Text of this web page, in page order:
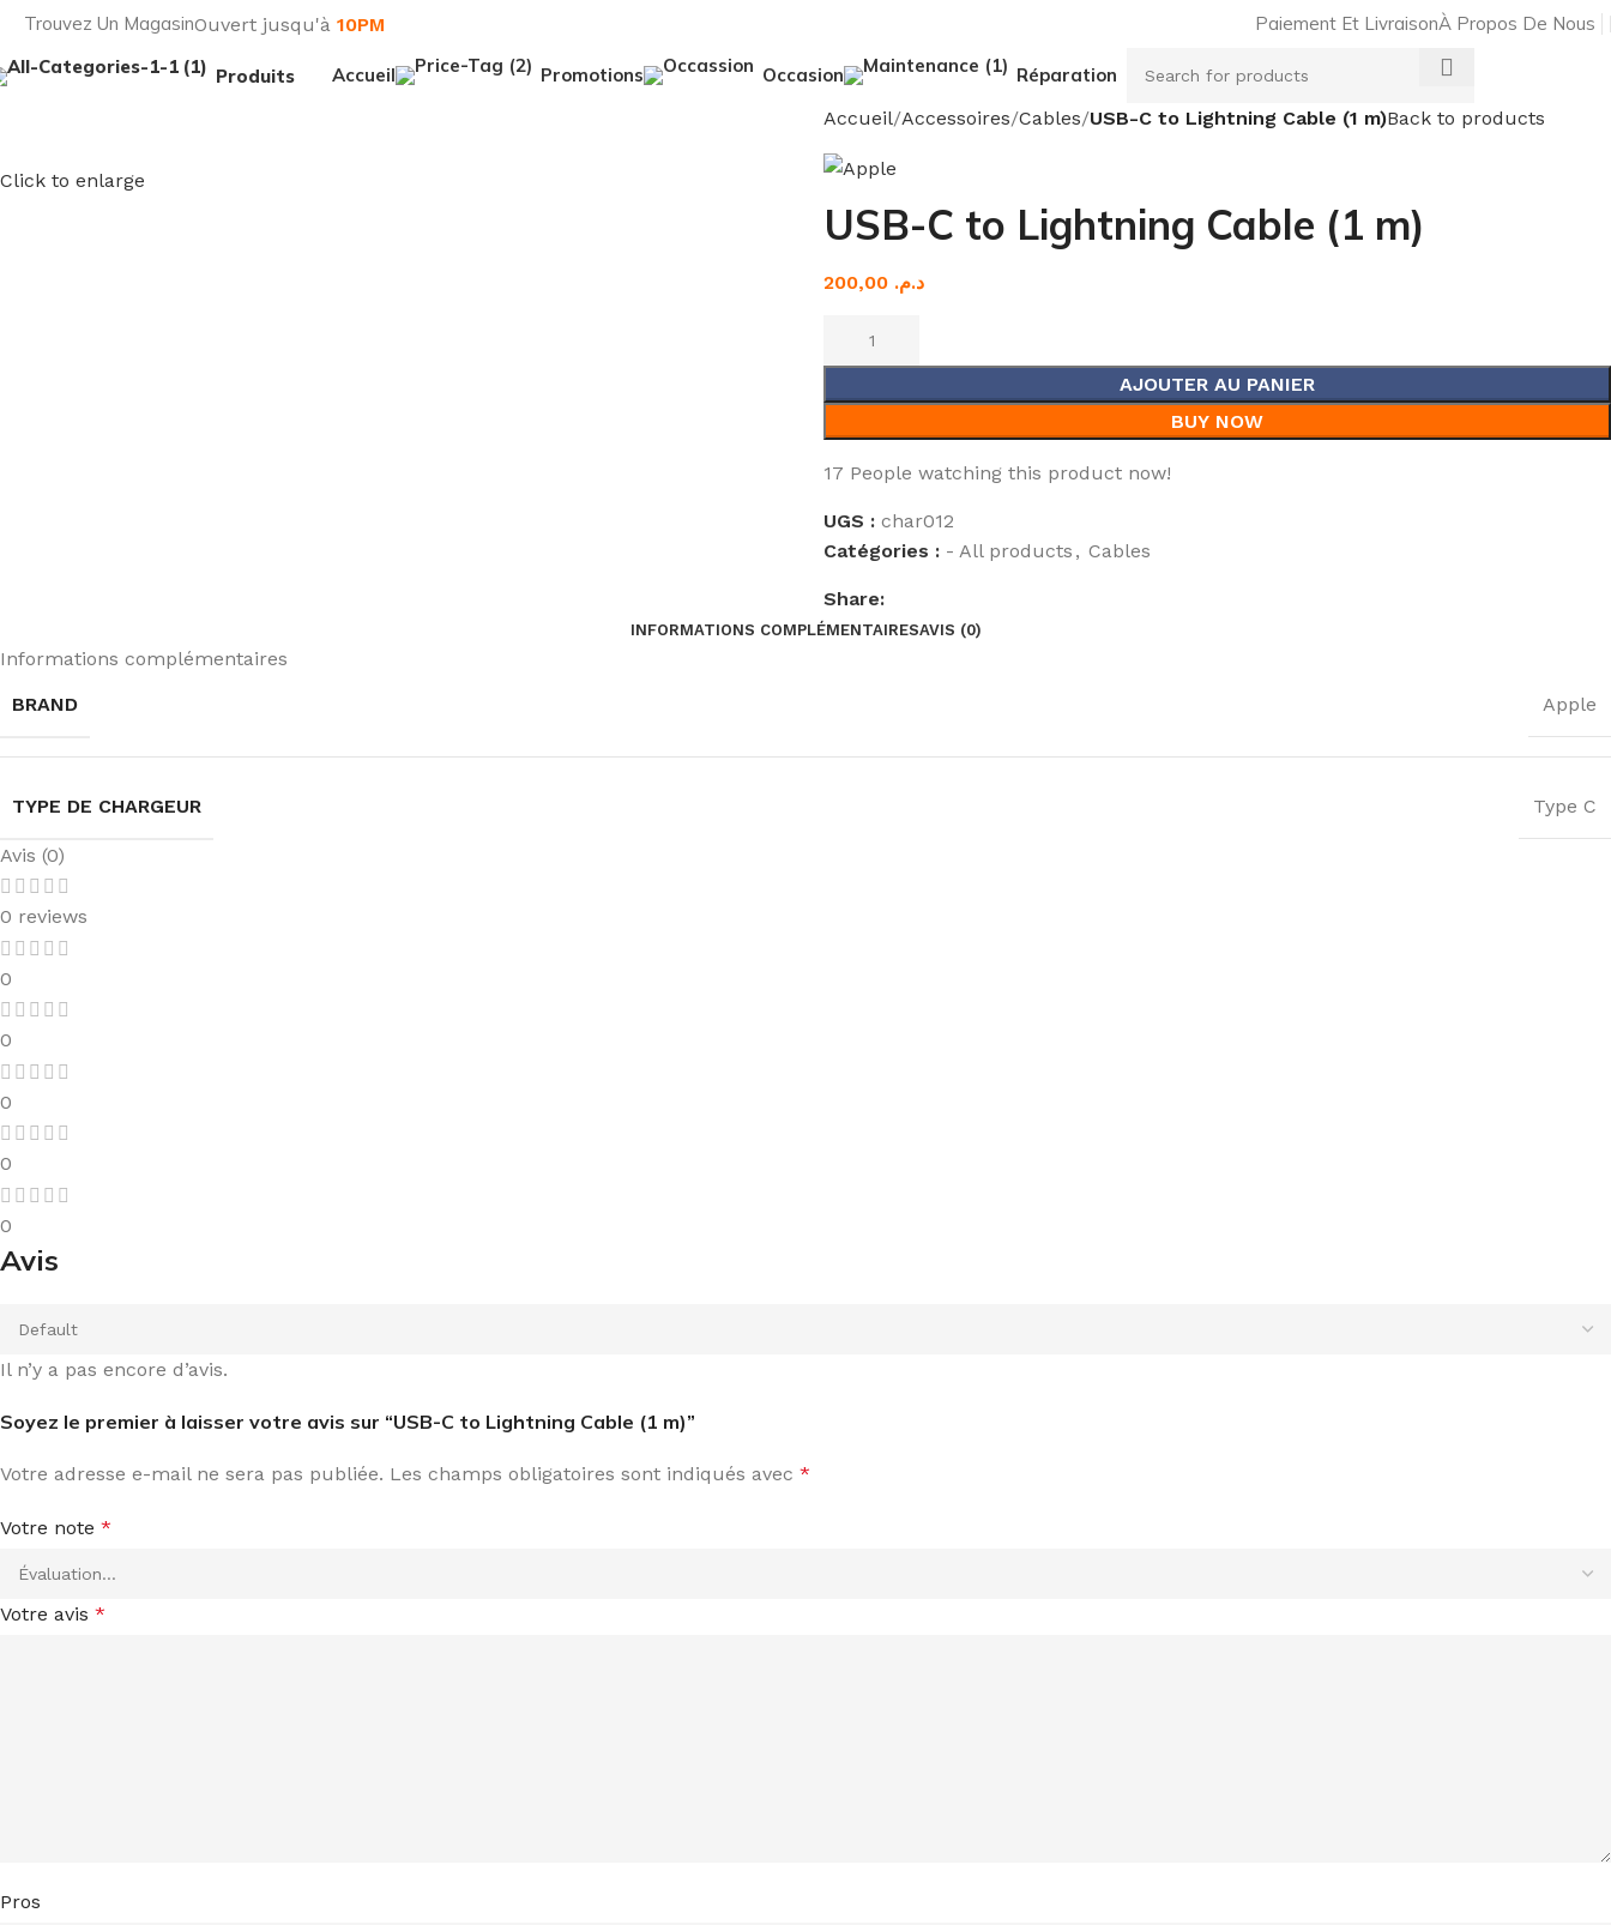
Trouvez Un MagasinOuvert jusqu'à 10PM Paiement Et LivraisonÀ Propos De Nous
Produits Accueil Promotions Occasion Réparation
Click to enlarge
Accueil Accessoires Cables USB-C to Lightning Cable (1 m)Back to products
USB-C to Lightning Cable (1 m)
د.م.
AJOUTER AU PANIER
BUY NOW
17 People watching this product now!
UGS : char012
Catégories : - All products , Cables
Share:
INFORMATIONS COMPLÉMENTAIRESAVIS (0)
Informations complémentaires
BRAND
Apple
TYPE DE CHARGEUR Type C
Avis (0)
0 reviews
0
0
0
0
0
Avis
Il n’y a pas encore d’avis.
Soyez le premier à laisser votre avis sur “USB-C to Lightning Cable (1 m)”
Votre adresse e-mail ne sera pas publiée. Les champs obligatoires sont indiqués avec *
Votre note *
Votre avis *
Pros